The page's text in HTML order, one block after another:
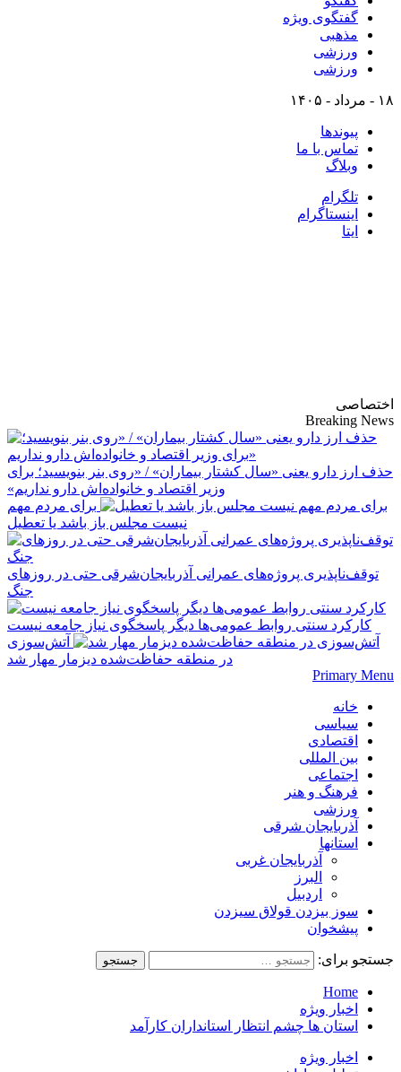
گفتگوی ویژه
مذهبی
ورزشی
ورزشی
۱۸ - مرداد - ۱۴۰۵
پیوندها
تماس با ما
وبلاگ
تلگرام
اینستاگرام
ایتا
اختصاصی
Breaking News
حذف ارز دارو یعنی «سال کشتار بیماران» / «روی بنر بنویسید؛ برای
وزیر اقتصاد و خانواده‌اش دارو نداریم»
برای مردم مهم
نیست مجلس باز باشد یا تعطیل
توقف‌ناپذیری پروژه‌های عمرانی آذربایجان‌شرقی حتی در روزهای
جنگ
کارکرد سنتی روابط عمومی‌ها دیگر پاسخگوی نیاز جامعه نیست
آتش‌سوزی
در منطقه حفاظت‌شده دیزمار مهار شد
Primary Menu
خانه
سیاسی
اقتصادی
بین المللی
اجتماعی
فرهنگ و هنر
ورزشی
آذربایجان شرقی
استانها
آذربایجان غربی
البرز
اردبیل
سوز بیزدن قولاق سیزدن
پیشخوان
جستجو برای:
Home
اخبار ویژه
استان ها چشم انتظار استانداران کارآمد
اخبار ویژه